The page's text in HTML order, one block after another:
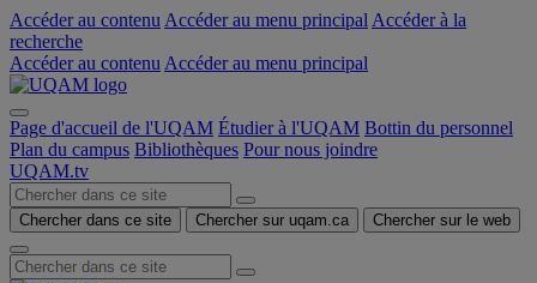
Accéder au contenu Accéder au menu principal Accéder à la
recherche
Accéder au contenu Accéder au menu principal
Page d'accueil de l'UQAM Étudier à l'UQAM Bottin du personnel
Plan du campus Bibliothèques Pour nous joindre
UQAM.tv
Chercher dans ce site Chercher sur uqam.ca Chercher sur le web